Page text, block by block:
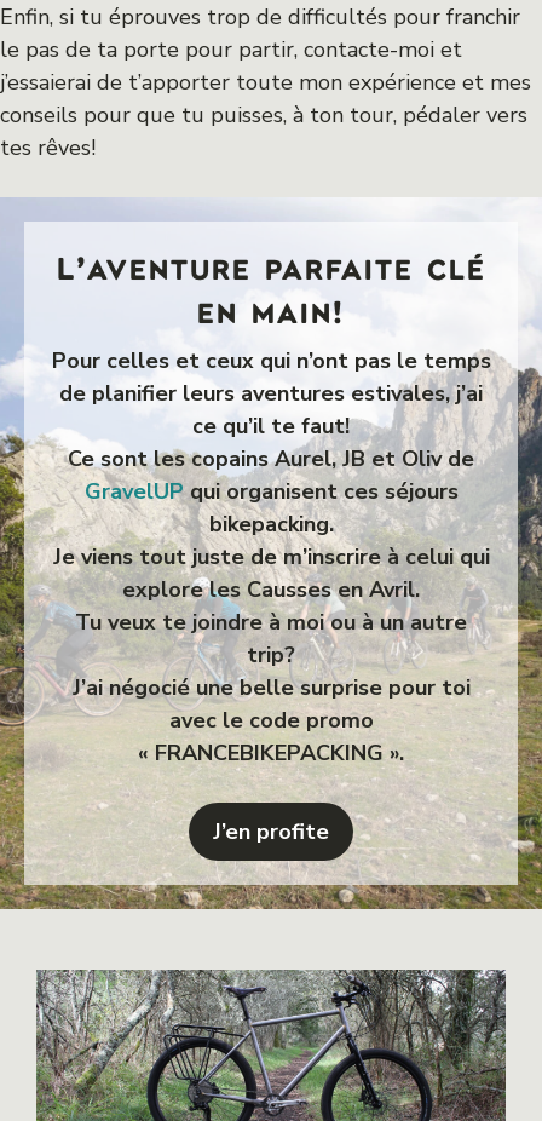
Enfin, si tu éprouves trop de difficultés pour franchir
le pas de ta porte pour partir, contacte-moi et
j’essaierai de t’apporter toute mon expérience et mes
conseils pour que tu puisses, à ton tour, pédaler vers
tes rêves!
L’aventure parfaite clé
en main!
Pour celles et ceux qui n’ont pas le temps
de planifier leurs aventures estivales, j’ai
ce qu’il te faut!
Ce sont les copains Aurel, JB et Oliv de
GravelUPqui organisent ces séjours
bikepacking.
Je viens tout juste de m’inscrire à celui qui
explore les Causses en Avril.
Tu veux te joindre à moi ou à un autre
trip?
J’ai négocié une belle surprise pour toi
avec le code promo
« FRANCEBIKEPACKING ».
J’en profite